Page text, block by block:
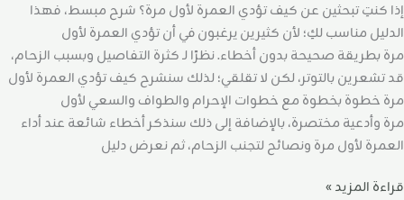
إذا كنتِ تبحثين عن كيف تؤدي العمرة لأول مرة؟ شرح مبسط، فهذا
الدليل مناسب لكِ؛ لأن كثيرين يرغبون في أن تؤدي العمرة لأول
مرة بطريقة صحيحة بدون أخطاء. نظرًا لـ كثرة التفاصيل وبسبب الزحام،
قد تشعرين بالتوتر، لكن لا تقلقي؛ لذلك سنشرح كيف تؤدي العمرة لأول
مرة خطوة بخطوة مع خطوات الإحرام والطواف والسعي لأول
مرة وأدعية مختصرة، بالإضافة إلى ذلك سنذكر أخطاء شائعة عند أداء
العمرة لأول مرة ونصائح لتجنب الزحام، ثم نعرض دليل
قراءة المزيد »